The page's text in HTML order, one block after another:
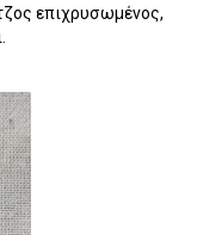
επιχρυσωμένος,